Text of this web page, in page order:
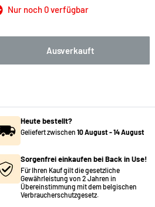
Nur noch 0 verfügbar
Ausverkauft
Heute bestellt?
Geliefert zwischen 10 August-14 August
Sorgenfrei einkaufen bei Back in Use!
Für Ihren Kauf gilt die gesetzliche
Gewährleistung von 2 Jahren in
Übereinstimmung mit dem belgischen
Verbraucherschutzgesetz.